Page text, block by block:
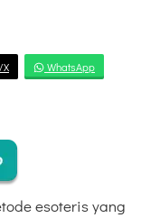
X WhatsApp
esoteris yang